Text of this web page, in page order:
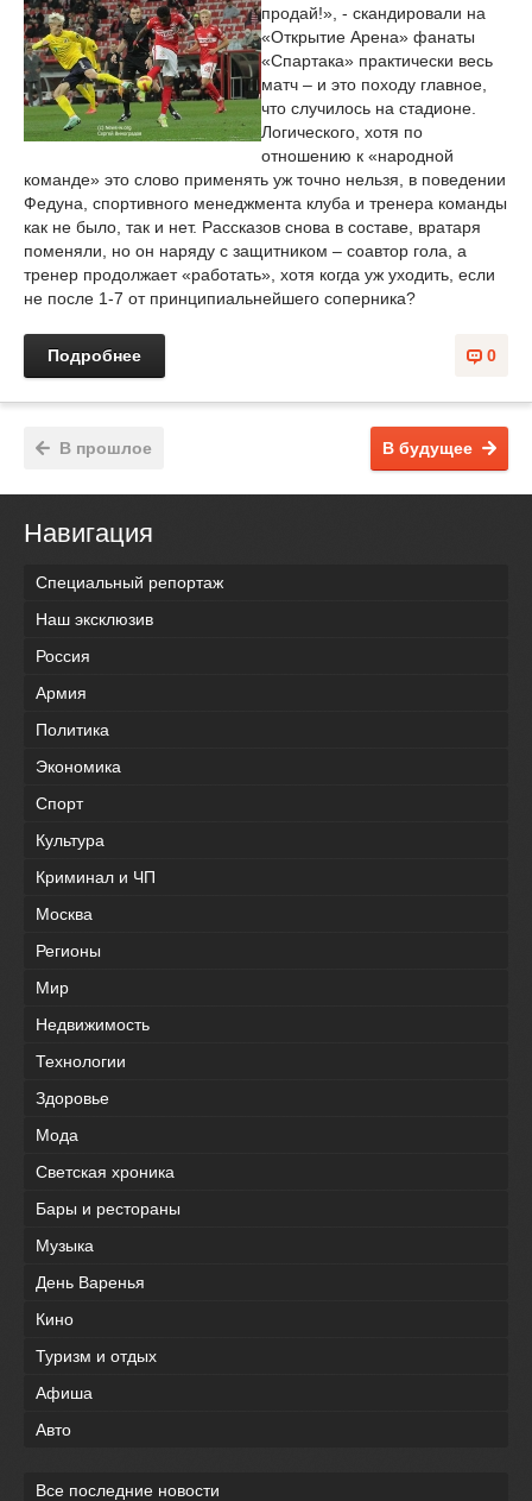
продай!», - скандировали на
«Открытие Арена» фанаты
«Спартака» практически весь
матч – и это походу главное,
что случилось на стадионе.
Логического, хотя по
отношению к «народной
команде» это слово применять уж точно нельзя, в поведении
Федуна, спортивного менеджмента клуба и тренера команды
как не было, так и нет. Рассказов снова в составе, вратаря
поменяли, но он наряду с защитником – соавтор гола, а
тренер продолжает «работать», хотя когда уж уходить, если
не после 1-7 от принципиальнейшего соперника?
0
Подробнее
В будущее
В прошлое
Навигация
Специальный репортаж
Наш эксклюзив
Россия
Армия
Политика
Экономика
Спорт
Культура
Криминал и ЧП
Москва
Регионы
Мир
Недвижимость
Технологии
Здоровье
Мода
Светская хроника
Бары и рестораны
Музыка
День Варенья
Кино
Туризм и отдых
Афиша
Авто
Все последние новости